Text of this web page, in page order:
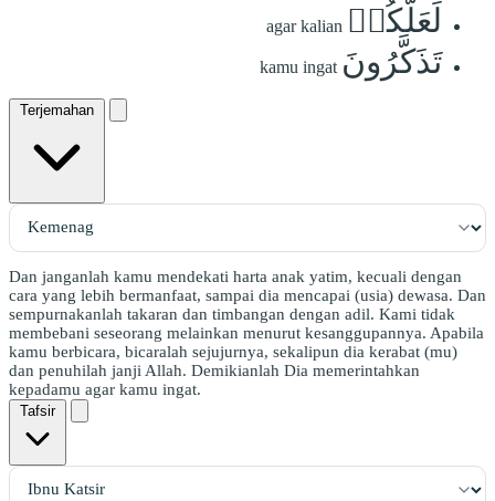
لَعَلَّكُمۡ agar kalian
تَذَكَّرُونَ kamu ingat
Terjemahan
Dan janganlah kamu mendekati harta anak yatim, kecuali dengan
cara yang lebih bermanfaat, sampai dia mencapai (usia) dewasa. Dan
sempurnakanlah takaran dan timbangan dengan adil. Kami tidak
membebani seseorang melainkan menurut kesanggupannya. Apabila
kamu berbicara, bicaralah sejujurnya, sekalipun dia kerabat (mu)
dan penuhilah janji Allah. Demikianlah Dia memerintahkan
kepadamu agar kamu ingat.
Tafsir